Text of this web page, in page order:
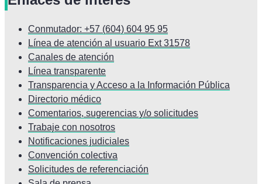
Conmutador: +57 (604) 604 95 95
Línea de atención al usuario Ext 31578
Canales de atención
Línea transparente
Transparencia y Acceso a la Información Pública
Directorio médico
Comentarios, sugerencias y/o solicitudes
Trabaje con nosotros
Notificaciones judiciales
Convención colectiva
Solicitudes de referenciación